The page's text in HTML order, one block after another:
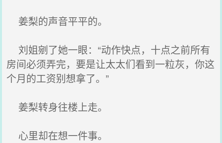
姜梨的声音平平的。
刘姐剜了她一眼：“动作快点，十点之前所有
房间必须弄完，要是让太太们看到一粒灰，你这
个月的工资别想拿了。”
姜梨转身往楼上走。
心里却在想一件事。